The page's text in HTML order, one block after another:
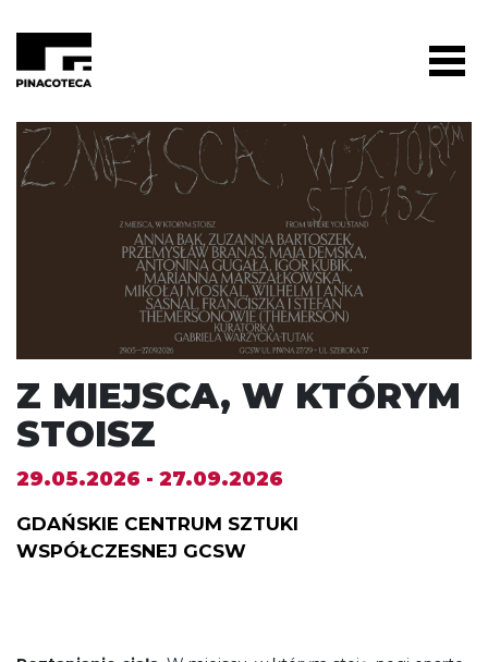
Z MIEJSCA, W KTÓRYM
STOISZ
29.05.2026 - 27.09.2026
GDAŃSKIE CENTRUM SZTUKI
WSPÓŁCZESNEJ GCSW